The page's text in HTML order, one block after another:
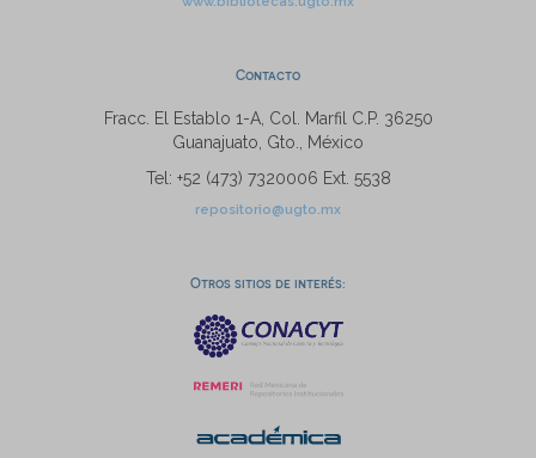
Contacto
Fracc. El Establo 1-A, Col. Marfil C.P. 36250
Guanajuato, Gto., México
Tel: +52 (473) 7320006 Ext. 5538
repositorio@ugto.mx
Otros sitios de interés: